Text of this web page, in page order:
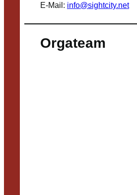
E-Mail: info@sightcity.net
Orgateam